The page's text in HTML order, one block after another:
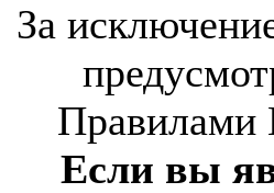
За
Правилами
Если вы